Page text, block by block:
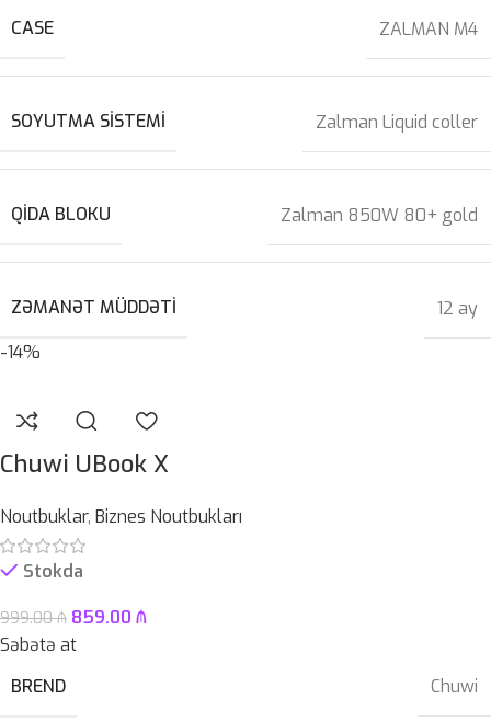
CASE ZALMAN M4
SOYUTMA SISTEMI Zalman Liquid coller
QIDA BLOKU Zalman 850W 80+ gold
ZƏMANƏT MÜDDƏTI
12 ay
-14%
Chuwi UBook X
Noutbuklar, Biznes Noutbukları
Stokda
999.00₼ 859.00 ₼
Səbətə at
BREND
Chuwi